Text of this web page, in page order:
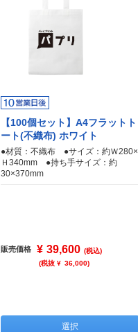
【100個セット】A4フラットト
ート(不織布) ホワイト
●材質：不織布 ●サイズ：約Ｗ280×
Ｈ340mm ●持ち手サイズ：約
30×370mm
販売価格 ¥ 39,600 (税込)
(税抜 ¥ 36,000)
選択